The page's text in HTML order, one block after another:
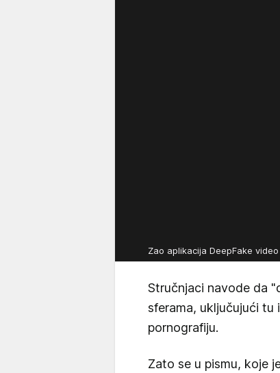
Zao aplikacija DeepFake
Stručnjaci navode da
sferama, uključujući
pornografiju.
Zato se u pismu, koje